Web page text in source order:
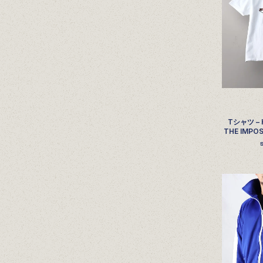
Tシャツ –
THE